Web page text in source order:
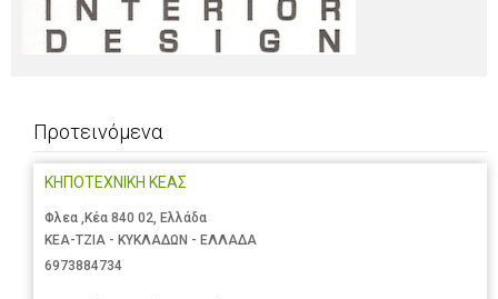
Προτεινόμενα
ΚΗΠΟΤΕΧΝΙΚΗ ΚΕΑΣ
Φλεα ,Κέα 840 02, Ελλάδα
ΚΕΑ-ΤΖΙΑ - ΚΥΚΛΑΔΩΝ - ΕΛΛΑΔΑ
6973884734